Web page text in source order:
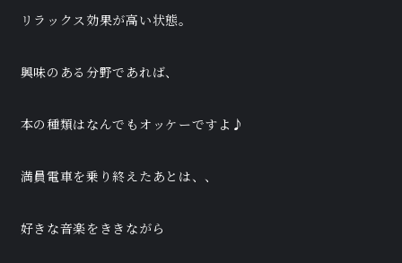
リラックス効果が高い状態。
興味のある分野であれば、
本の種類はなんでもオッケーですよ♪
満員電車を乗り終えたあとは、、
好きな音楽をききながら